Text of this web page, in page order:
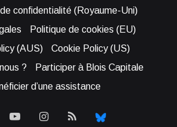
confidentialité (Royaume-Uni)
Politique de cookies (EU)
(AUS)
Cookie Policy (US)
?
Participer à Blois Capitale
d’une assistance
YouTubeInstagram
RSS